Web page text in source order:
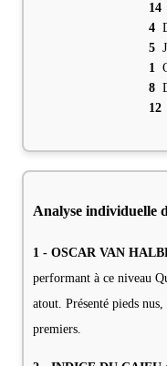
14
4
5
1
8
12
Analyse individuelle
1 - OSCAR VAN
performant à ce niveau
atout. Présenté pieds
premiers.